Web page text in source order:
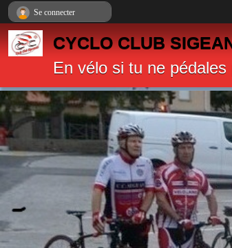
CYCLO CLUB
En vélo si tu ne
Se connecter
Panneau de gestion des cookies